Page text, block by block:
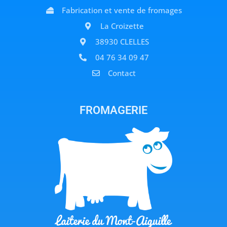
Fabrication et vente de fromages
La Croizette
38930 CLELLES
04 76 34 09 47
Contact
FROMAGERIE